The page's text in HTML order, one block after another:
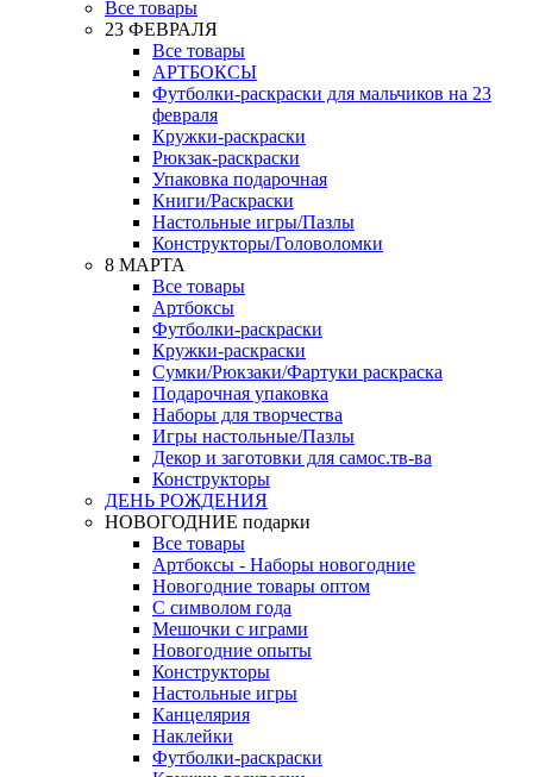
Все товары
23 ФЕВРАЛЯ
Все товары
АРТБОКСЫ
Футболки-раскраски для мальчиков на 23
февраля
Кружки-раскраски
Рюкзак-раскраски
Упаковка подарочная
Книги/Раскраски
Настольные игры/Пазлы
Конструкторы/Головоломки
8 МАРТА
Все товары
Артбоксы
Футболки-раскраски
Кружки-раскраски
Сумки/Рюкзаки/Фартуки раскраска
Подарочная упаковка
Наборы для творчества
Игры настольные/Пазлы
Декор и заготовки для самос.тв-ва
Конструкторы
ДЕНЬ РОЖДЕНИЯ
НОВОГОДНИЕ подарки
Все товары
Артбоксы - Наборы новогодние
Новогодние товары оптом
С символом года
Мешочки с играми
Новогодние опыты
Конструкторы
Настольные игры
Канцелярия
Наклейки
Футболки-раскраски